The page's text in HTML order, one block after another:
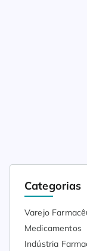
Categorias
Varejo
Medicamentos
Indústria